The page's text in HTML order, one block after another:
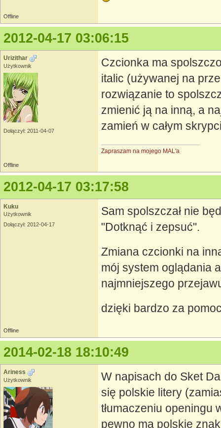
Offline
2012-04-17 03:06:15
Urizithar
Użytkownik
Dołączył: 2011-04-07
Czcionka ma
italic (używanej na
rozwiązanie to
zmienić ją na inną, a
zamień w całym
Zapraszam na mojego MAL'a
Offline
2012-04-17 03:17:58
Kuku
Użytkownik
Dołączył: 2012-04-17
Sam spolszczał nie
"Dotknąć i zepsuć".
Zmiana czcionki na
mój system oglądania
najmniejszego
dzięki bardzo za
Offline
2014-02-18 18:10:49
Ariness
Użytkownik
W napisach do Sket
się polskie litery
tłumaczeniu openingu
pewno ma polskie